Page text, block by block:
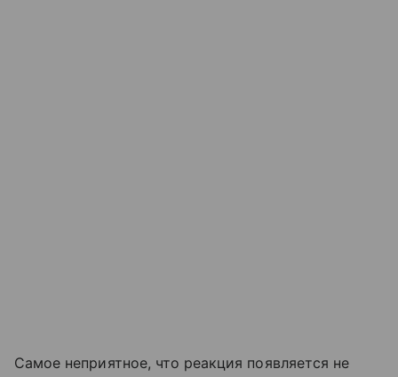
Самое неприятное, что реакция появляется не